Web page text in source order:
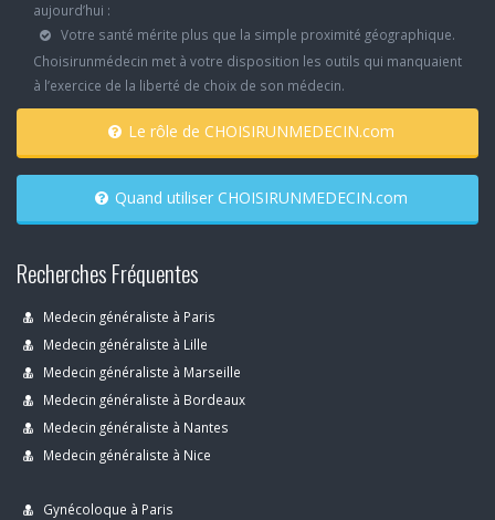
aujourd’hui :
Votre santé mérite plus que la simple proximité géographique.
Choisirunmédecin met à votre disposition les outils qui manquaient
à l’exercice de la liberté de choix de son médecin.
Le rôle de CHOISIRUNMEDECIN.com
Quand utiliser CHOISIRUNMEDECIN.com
Recherches Fréquentes
Medecin généraliste à Paris
Medecin généraliste à Lille
Medecin généraliste à Marseille
Medecin généraliste à Bordeaux
Medecin généraliste à Nantes
Medecin généraliste à Nice
Gynécoloque à Paris